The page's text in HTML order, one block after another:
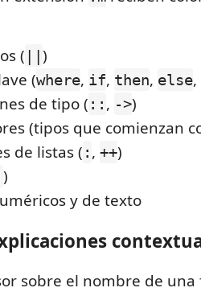
( ||)
(where, if, then, else,
de tipo ( :: , ->)
(tipos que comienzan
de listas ( : , ++)
)
y de texto
sobre el nombre de una